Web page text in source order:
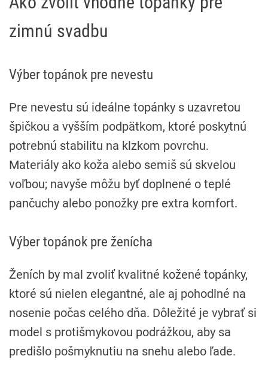
zimnú svadbu
Výber topánok pre nevestu
Pre nevestu sú ideálne topánky s uzavretou
špičkou a vyšším podpätkom, ktoré poskytnú
potrebnú stabilitu na klzkom povrchu.
Materiály ako koža alebo semiš sú skvelou
voľbou; navyše môžu byť doplnené o teplé
pančuchy alebo ponožky pre extra komfort.
Výber topánok pre ženícha
Ženích by mal zvoliť kvalitné kožené topánky,
ktoré sú nielen elegantné, ale aj pohodlné na
nosenie počas celého dňa. Dôležité je vybrať si
model s protišmykovou podrážkou, aby sa
predišlo pošmyknutiu na snehu alebo ľade.